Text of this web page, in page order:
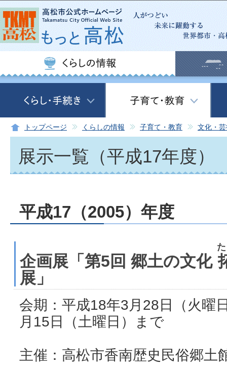
この
トップページ くらしの情報 子育て・教育 文化・
展示一覧（平成17年度）
平成17（2005）年度
企画展「第5回 郷土の文化
展」
会期：平成18年3月28日（火曜
月15日（土曜日）まで
主催：高松市香南歴史民俗郷土